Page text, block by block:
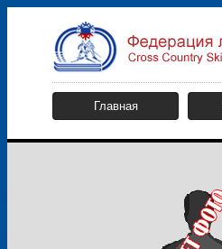
Главная